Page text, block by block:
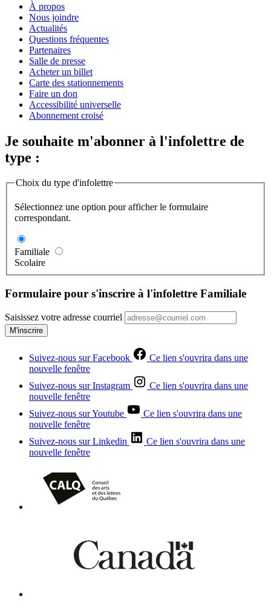
À propos
Nous joindre
Actualités
Questions fréquentes
Partenaires
Salle de presse
Acheter un billet
Carte des stationnements
Faire un don
Accessibilité universelle
Abonnement croisé
Je souhaite m'abonner à l'infolettre de
type :
Choix du type d'infolettre
Sélectionnez une option pour afficher le formulaire
correspondant.
Familiale
Scolaire
Formulaire pour s'inscrire à l'infolettre Familiale
Saisissez votre adresse courriel
M'inscrire
Suivez-nous sur Facebook
Ce lien s'ouvrira dans une
nouvelle fenêtre
Suivez-nous sur Instagram
Ce lien s'ouvrira dans une
nouvelle fenêtre
Suivez-nous sur Youtube
Ce lien s'ouvrira dans une
nouvelle fenêtre
Suivez-nous sur Linkedin
Ce lien s'ouvrira dans une
nouvelle fenêtre